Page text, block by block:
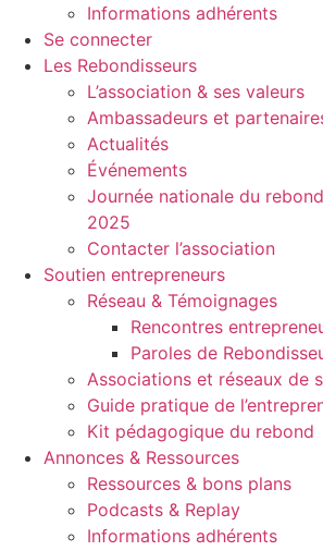
Informations adhérents
Se connecter
Les Rebondisseurs
L’association & ses valeurs
Ambassadeurs et
Actualités
Événements
Journée nationale du
2025
Contacter l’association
Soutien entrepreneurs
Réseau & Témoignages
Rencontres
Paroles de
Associations et réseaux de
Guide pratique de
Kit pédagogique du rebond
Annonces & Ressources
Ressources & bons plans
Podcasts & Replay
Informations adhérents